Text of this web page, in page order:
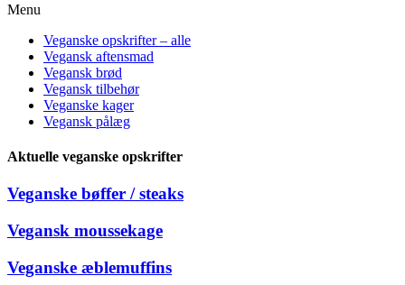
Menu
Veganske opskrifter – alle
Vegansk aftensmad
Vegansk brød
Vegansk tilbehør
Veganske kager
Vegansk pålæg
Aktuelle veganske opskrifter
Veganske bøffer / steaks
Vegansk moussekage
Veganske æblemuffins